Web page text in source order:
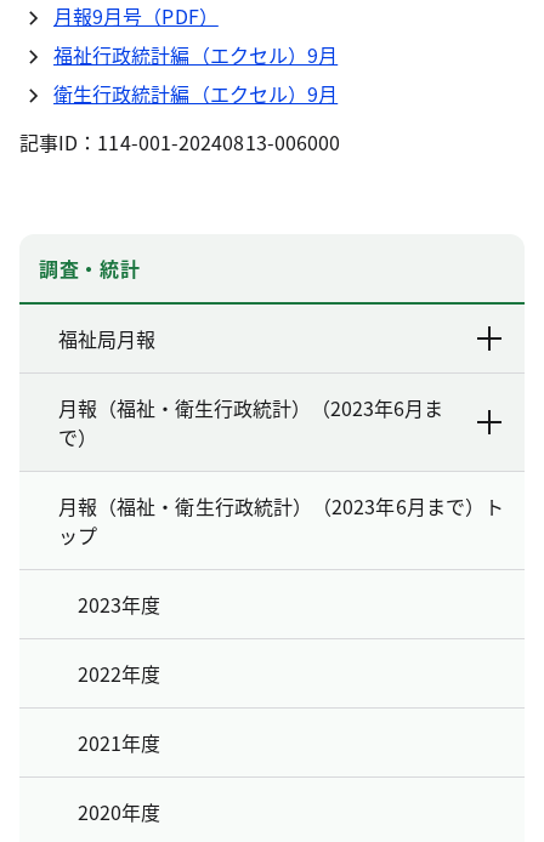
月報9月号（PDF）
福祉行政統計編（エクセル）9月
衛生行政統計編（エクセル）9月
記事ID：114-001-20240813-006000
調査・統計
福祉局月報
月報（福祉・衛生行政統計）（2023年6月ま
で）
月報（福祉・衛生行政統計）（2023年6月まで）ト
ップ
2023年度
2022年度
2021年度
2020年度